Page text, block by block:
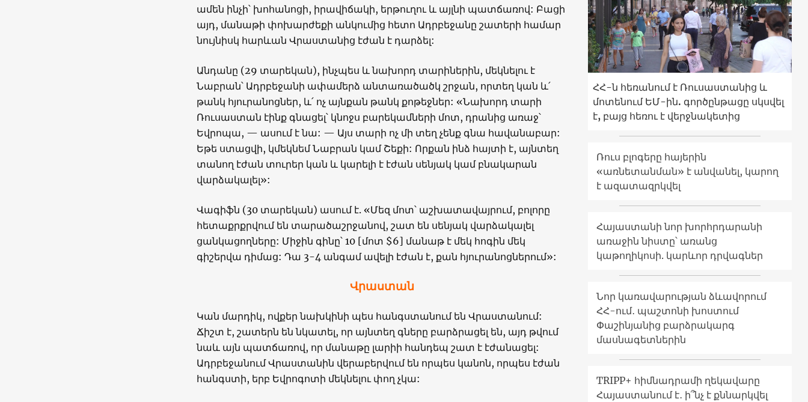
ամեն ինչի՝ խոհանոցի, իրավիճակի, երթուղու և այլնի պատճառով: Բացի
այդ, մանաթի փոխարժեքի անկումից հետո Ադրբեջանը շատերի համար
նույնիսկ հարևան Վրաստանից էժան է դարձել:
Անդանը (29 տարեկան), ինչպես և նախորդ տարիներին, մեկնելու է
Նաբրան՝ Ադրբեջանի ափամերձ անտառածածկ շրջան, որտեղ կան և՛
թանկ հյուրանոցներ, և՛ ոչ այնքան թանկ քոթեջներ: «Նախորդ տարի
Ռուսաստան էինք գնացել՝ կնոջս բարեկամների մոտ, դրանից առաջ՝
Եվրոպա, — ասում է նա: — Այս տարի ոչ մի տեղ չենք գնա հավանաբար:
Եթե ստացվի, կմեկնեմ Նաբրան կամ Շեքի: Որքան ինձ հայտի է, այնտեղ
տանող էժան տուրեր կան և կարելի է էժան սենյակ կամ բնակարան
վարձակալել»:
Վագիֆն (30 տարեկան) ասում է. «Մեզ մոտ՝ աշխատավայրում, բոլորը
հետաքրքրվում են տարածաշրջանով, շատ են սենյակ վարձակալել
ցանկացողները: Միջին գինը՝ 10 [մոտ $6] մանաթ է մեկ հոգին մեկ
գիշերվա դիմաց: Դա 3-4 անգամ ավելի էժան է, քան հյուրանոցներում»:
Վրաստան
Կան մարդիկ, ովքեր նախկինի պես հանգստանում են Վրաստանում:
Ճիշտ է, շատերն են նկատել, որ այնտեղ գները բարձրացել են, այդ թվում
նաև այն պատճառով, որ մանաթը լարիի հանդեպ շատ է էժանացել:
Ադրբեջանում Վրաստանին վերաբերվում են որպես կանոն, որպես էժան
հանգստի, երբ Եվրոգոտի մեկնելու փող չկա:
ՀՀ-ն հեռանում է Ռուսաստանից և
մոտենում ԵՄ-ին. գործընթացը սկսվել
է, բայց հեռու է վերջնակետից
Ռուս բլոգերը հայերին
«առնետանման» է անվանել, կարող
է ազատազրկվել
Հայաստանի նոր խորհրդարանի
առաջին նիստը՝ առանց
կաթողիկոսի. կարևոր դրվագներ
Նոր կառավարության ձևավորում
ՀՀ-ում․ պաշտոնի խոստում
Փաշինյանից բարձրակարգ
մասնագետներին
TRIPP+ հիմնադրամի ղեկավարը
Հայաստանում է․ ի՞նչ է քննարկվել